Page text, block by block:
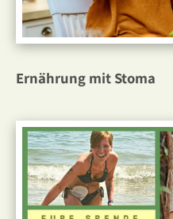
Ernährung mit Stoma